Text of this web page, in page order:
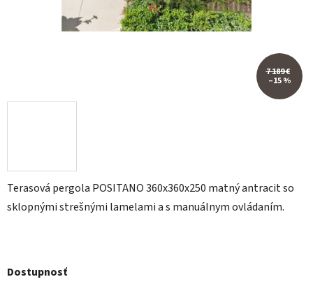
Terasová pergola POSITANO 360x360x250 matný antracit so
sklopnými strešnými lamelami a s manuálnym ovládaním.
Dostupnosť
7 189 €
–15 %